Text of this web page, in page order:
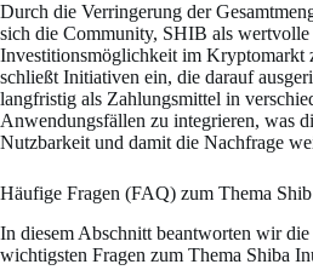
Durch die Verringerung der
sich die Community, SHIB als wertvolle
Investitionsmöglichkeit im Kryptomarkt
schließt Initiativen ein, die darauf
langfristig als Zahlungsmittel in
Anwendungsfällen zu integrieren, was
Nutzbarkeit und damit die Nachfrage
Häufige Fragen (FAQ) zum Thema
In diesem Abschnitt beantworten wir die
wichtigsten Fragen zum Thema Shiba